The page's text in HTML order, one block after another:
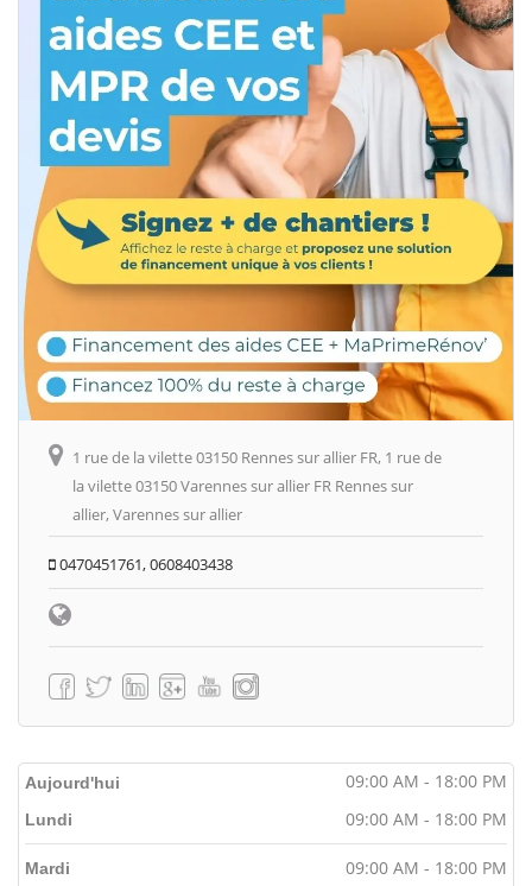
1 rue de la vilette 03150 Rennes sur allier FR, 1 rue de
la vilette 03150 Varennes sur allier FR Rennes sur
allier, Varennes sur allier
0470451761, 0608403438
Aujourd'hui 09:00 AM - 18:00 PM
Lundi 09:00 AM - 18:00 PM
Mardi 09:00 AM - 18:00 PM